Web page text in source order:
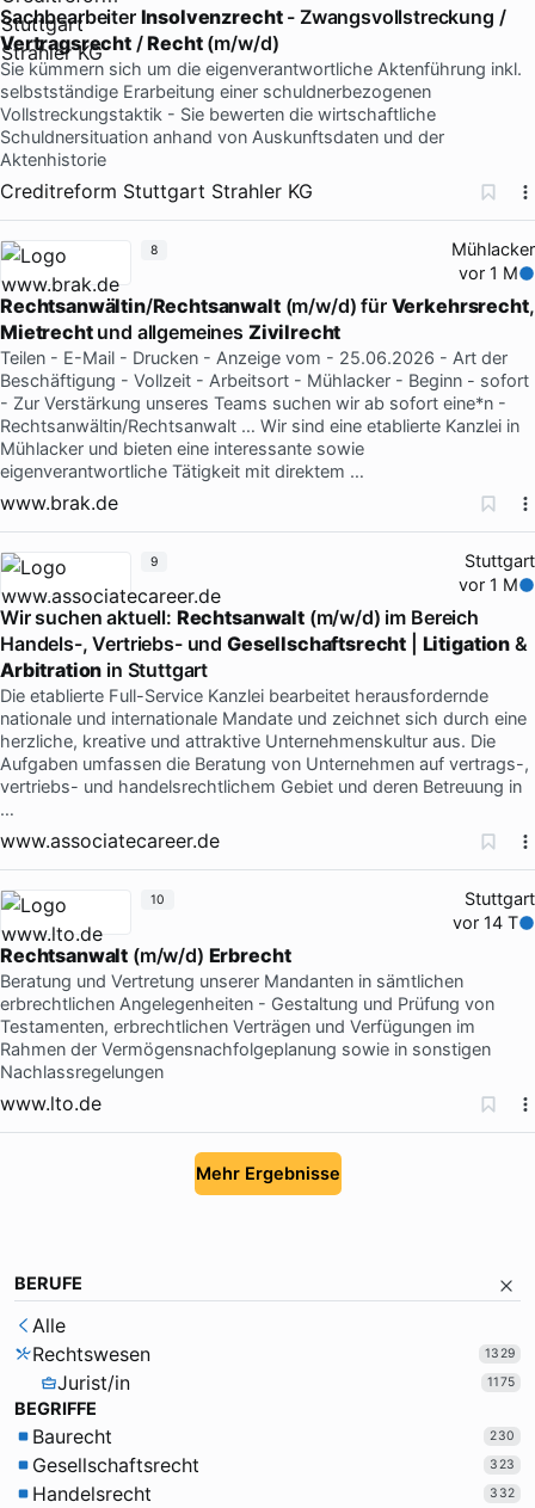
Sachbearbeiter Insolvenzrecht- Zwangsvollstreckung /
Vertragsrecht/Recht(m/w/d)
Sie kümmern sich um die eigenverantwortliche Aktenführung inkl.
selbstständige Erarbeitung einer schuldnerbezogenen
Vollstreckungstaktik - Sie bewerten die wirtschaftliche
Schuldnersituation anhand von Auskunftsdaten und der
Aktenhistorie
Creditreform Stuttgart Strahler KG
Mühlacker
vor 1 M
Rechtsanwältin/Rechtsanwalt(m/w/d) für Verkehrsrecht,
Mietrechtund allgemeines Zivilrecht
Teilen - E-Mail - Drucken - Anzeige vom - 25.06.2026 - Art der
Beschäftigung - Vollzeit - Arbeitsort - Mühlacker - Beginn - sofort
- Zur Verstärkung unseres Teams suchen wir ab sofort eine*n -
Rechtsanwältin/Rechtsanwalt … Wir sind eine etablierte Kanzlei in
Mühlacker und bieten eine interessante sowie
eigenverantwortliche Tätigkeit mit direktem …
www.brak.de
8
Stuttgart
vor 1 M
Wir suchen aktuell: Rechtsanwalt(m/w/d) im Bereich
Handels-, Vertriebs- und Gesellschaftsrecht Litigation &
Arbitration in Stuttgart
Die etablierte Full-Service Kanzlei bearbeitet herausfordernde
nationale und internationale Mandate und zeichnet sich durch eine
herzliche, kreative und attraktive Unternehmenskultur aus. Die
Aufgaben umfassen die Beratung von Unternehmen auf vertrags-,
vertriebs- und handelsrechtlichem Gebiet und deren Betreuung in
…
www.associatecareer.de
9
Stuttgart
vor 14 T
Rechtsanwalt (m/w/d) Erbrecht
Beratung und Vertretung unserer Mandanten in sämtlichen
erbrechtlichen Angelegenheiten - Gestaltung und Prüfung von
Testamenten, erbrechtlichen Verträgen und Verfügungen im
Rahmen der Vermögensnachfolgeplanung sowie in sonstigen
Nachlassregelungen
www.lto.de
10
Mehr Ergebnisse
BERUFE
Alle
Rechtswesen
1329
Jurist/in 1175
BEGRIFFE
Baurecht 230
Gesellschaftsrecht 323
Handelsrecht 332